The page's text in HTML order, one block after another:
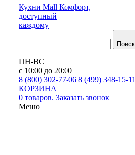
Кухни Mall Комфорт,
доступный
каждому
Поиск
ПН-ВС
с 10:00 до 20:00
8 (800) 302-77-06 8 (499) 348-15-11
КОРЗИНА
0 товаров. Заказать звонок
Меню